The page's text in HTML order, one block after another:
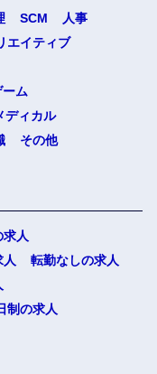
SCM
人事
エイティブ
ム
ディカル
その他
人
転勤なしの求人
制の求人